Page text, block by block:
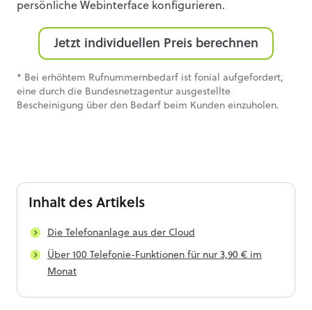
persönliche Webinterface konfigurieren.
Jetzt individuellen Preis berechnen
* Bei erhöhtem Rufnummernbedarf ist fonial aufgefordert,
eine durch die Bundesnetzagentur ausgestellte
Bescheinigung über den Bedarf beim Kunden einzuholen.
Inhalt des Artikels
Die Telefonanlage aus der Cloud
Über 100 Telefonie-Funktionen für nur 3,90 € im
Monat